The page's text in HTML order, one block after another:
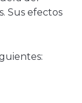
Sus efectos